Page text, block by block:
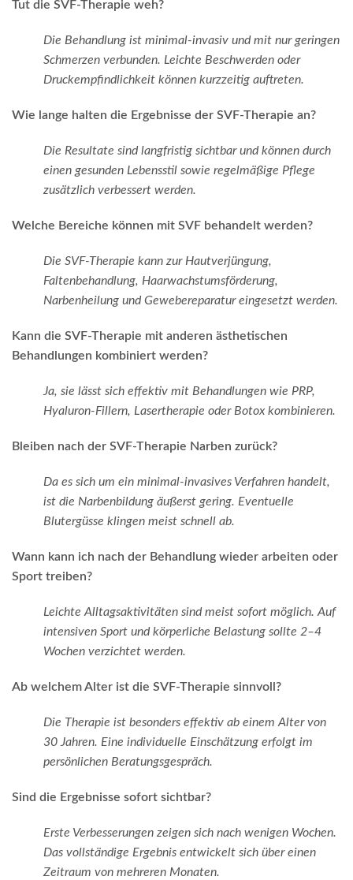
Tut die SVF-Therapie weh?
Die Behandlung ist minimal-invasiv und mit nur geringen
Schmerzen verbunden. Leichte Beschwerden oder
Druckempfindlichkeit können kurzzeitig auftreten.
Wie lange halten die Ergebnisse der SVF-Therapie an?
Die Resultate sind langfristig sichtbar und können durch
einen gesunden Lebensstil sowie regelmäßige Pflege
zusätzlich verbessert werden.
Welche Bereiche können mit SVF behandelt werden?
Die SVF-Therapie kann zur Hautverjüngung,
Faltenbehandlung, Haarwachstumsförderung,
Narbenheilung und Gewebereparatur eingesetzt werden.
Kann die SVF-Therapie mit anderen ästhetischen
Behandlungen kombiniert werden?
Ja, sie lässt sich effektiv mit Behandlungen wie PRP,
Hyaluron-Fillern, Lasertherapie oder Botox kombinieren.
Bleiben nach der SVF-Therapie Narben zurück?
Da es sich um ein minimal-invasives Verfahren handelt,
ist die Narbenbildung äußerst gering. Eventuelle
Blutergüsse klingen meist schnell ab.
Wann kann ich nach der Behandlung wieder arbeiten oder
Sport treiben?
Leichte Alltagsaktivitäten sind meist sofort möglich. Auf
intensiven Sport und körperliche Belastung sollte 2–4
Wochen verzichtet werden.
Ab welchem Alter ist die SVF-Therapie sinnvoll?
Die Therapie ist besonders effektiv ab einem Alter von
30 Jahren. Eine individuelle Einschätzung erfolgt im
persönlichen Beratungsgespräch.
Sind die Ergebnisse sofort sichtbar?
Erste Verbesserungen zeigen sich nach wenigen Wochen.
Das vollständige Ergebnis entwickelt sich über einen
Zeitraum von mehreren Monaten.